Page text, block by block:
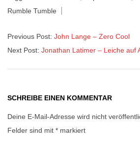
Rumble Tumble
Previous Post: John Lange – Zero Cool
Next Post: Jonathan Latimer – Leiche auf
SCHREIBE EINEN KOMMENTAR
Deine E-Mail-Adresse wird nicht
Felder sind mit * markiert